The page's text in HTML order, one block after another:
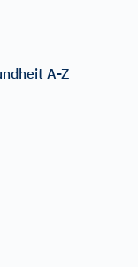
A-Z